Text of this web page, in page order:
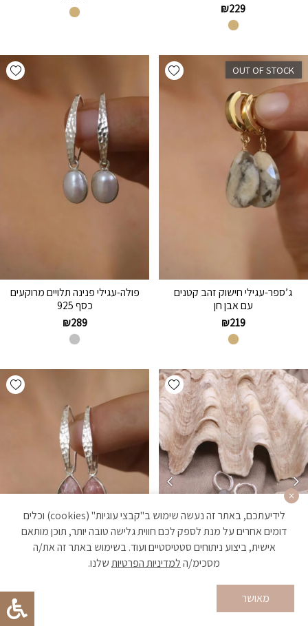
₪229
Add wishlist OUT OF STOCK
ג’ספר-עגילי חישוק זהב קטנים
עם אבן חן
₪219
פולה-עגילי פנינה תלויים מרוקעים
כסף 925
₪289
Add wishlist
לבונה-עגילי רודוקרוסייט תלויים
לידיעתכם, באתר זה נעשה שימוש ב"קבצי עוגיות" (cookies) וכלים
דומים אחרים על מנת לספק לכם חווית גלישה טובה יותר, תוכן מותאם
אישית, ביצוע ניתוחים סטטיסטיים ועוד. בשימוש באתר זה את/ה
מסכימ/הלמדיניות הפרטיותשלנו.
מאושר